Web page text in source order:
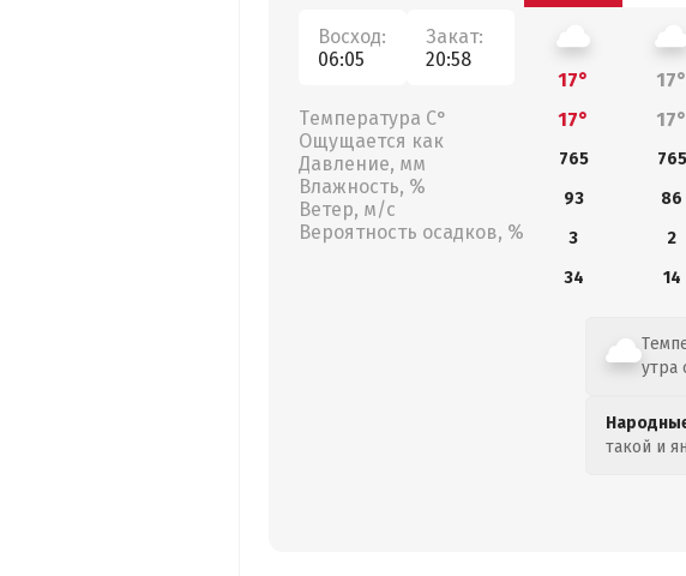
Восход:
06:05
Закат:
20:58
Температура С°
Ощущается как
Давление, мм
Влажность, %
Ветер, м/с
Вероятность осадков, %
17° 17°
17°
17°
765 765
93
86
3
2
34
14
утра
такой и